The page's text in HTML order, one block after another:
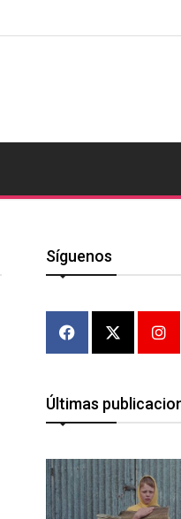
Síguenos
Últimas